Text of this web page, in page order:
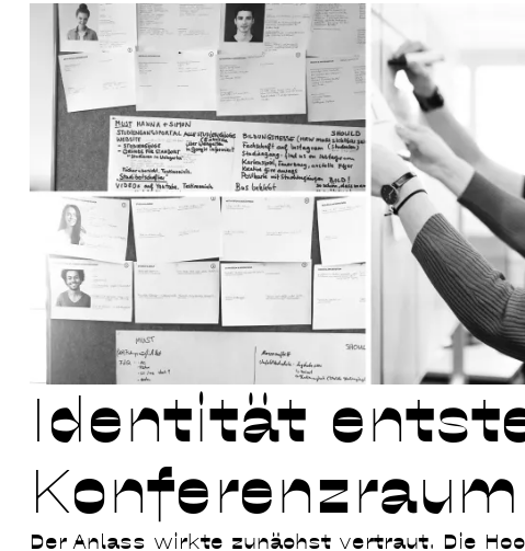
Identität
Konferenzraum
Der Anlass wirkte zunächst vertraut. Die